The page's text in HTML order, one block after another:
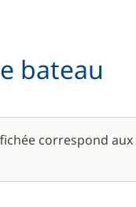
Inclus
bateau
correspond